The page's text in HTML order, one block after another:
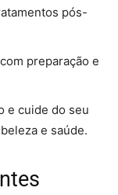
pós-
preparação e
e cuide do seu
e saúde.